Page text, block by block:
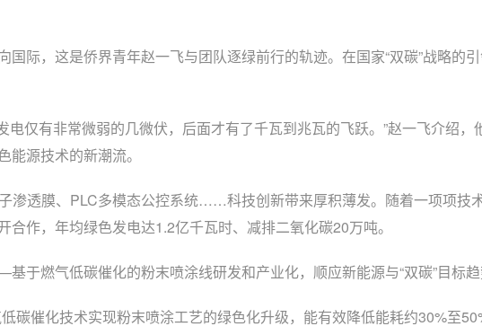
，这是侨界青年赵一飞与团队逐绿前行的轨迹。在国家“双碳”战略的
有非常微弱的几微伏，后面才有了千瓦到兆瓦的飞跃。”赵一飞介绍，
源技术的新潮流。
透膜、PLC多模态公控系统……科技创新带来厚积薄发。随着一项项技
作，年均绿色发电达1.2亿千瓦时、减排二氧化碳20万吨。
燃气低碳催化的粉末喷涂线研发和产业化，顺应新能源与“双碳”目标趋
催化技术实现粉末喷涂工艺的绿色化升级，能有效降低能耗约30%至